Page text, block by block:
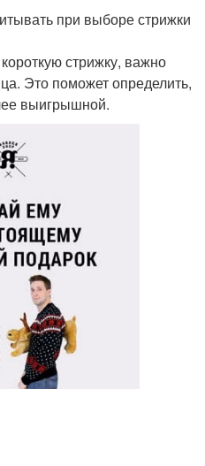
при выборе стрижки
стрижку, важно
Это поможет определить,
выигрышной.